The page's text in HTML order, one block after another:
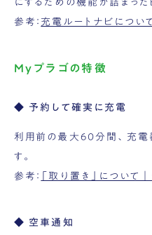
にするための機能が詰まった
参考： 充電ルートナビについ
Myプラゴの特徴
◆ 予約して確実に充電
利用前の最大60分間、充電
す。
参考：
「取り置き」について
◆ 空車通知